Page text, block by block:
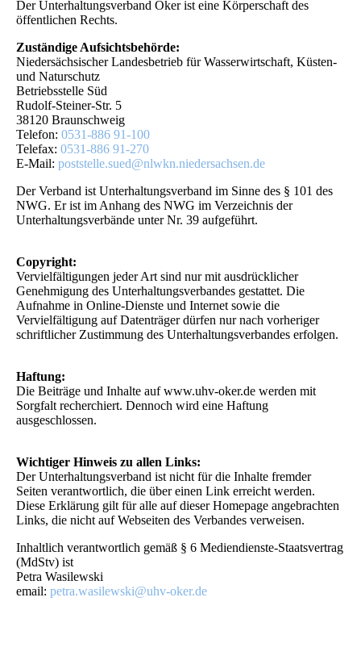
Der Unterhaltungsverband Oker ist eine Körperschaft des
öffentlichen Rechts.
Zuständige Aufsichtsbehörde:
Niedersächsischer Landesbetrieb für Wasserwirtschaft, Küsten-
und Naturschutz
Betriebsstelle Süd
Rudolf-Steiner-Str. 5
38120 Braunschweig
Telefon: 0531-886 91-100
Telefax: 0531-886 91-270
E-Mail: poststelle.sued@nlwkn.niedersachsen.de
Der Verband ist Unterhaltungsverband im Sinne des § 101 des
NWG. Er ist im Anhang des NWG im Verzeichnis der
Unterhaltungsverbände unter Nr. 39 aufgeführt.
Copyright:
Vervielfältigungen jeder Art sind nur mit ausdrücklicher
Genehmigung des Unterhaltungsverbandes gestattet. Die
Aufnahme in Online-Dienste und Internet sowie die
Vervielfältigung auf Datenträger dürfen nur nach vorheriger
schriftlicher Zustimmung des Unterhaltungsverbandes erfolgen.
Haftung:
Die Beiträge und Inhalte auf www.uhv-oker.de werden mit
Sorgfalt recherchiert. Dennoch wird eine Haftung
ausgeschlossen.
Wichtiger Hinweis zu allen Links:
Der Unterhaltungsverband ist nicht für die Inhalte fremder
Seiten verantwortlich, die über einen Link erreicht werden.
Diese Erklärung gilt für alle auf dieser Homepage angebrachten
Links, die nicht auf Webseiten des Verbandes verweisen.
Inhaltlich verantwortlich gemäß § 6 Mediendienste-Staatsvertrag
(MdStv) ist
Petra Wasilewski
email: petra.wasilewski@uhv-oker.de